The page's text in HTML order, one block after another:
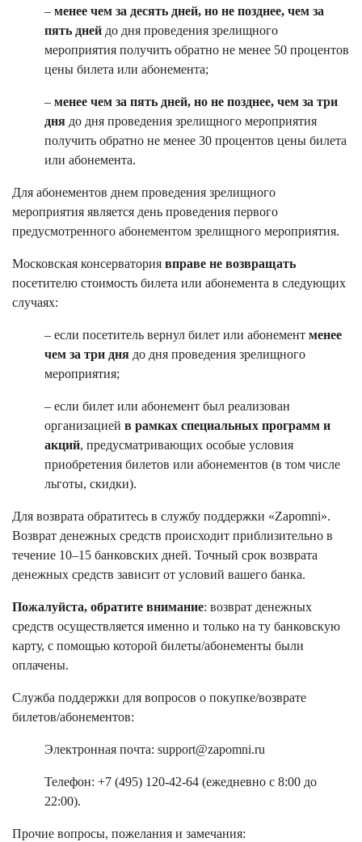
– менее чем за десять дней, но не позднее, чем за
пять дней до дня проведения зрелищного
мероприятия получить обратно не менее 50 процентов
цены билета или абонемента;
– менее чем за пять дней, но не позднее, чем за три
дня до дня проведения зрелищного мероприятия
получить обратно не менее 30 процентов цены билета
или абонемента.
Для абонементов днем проведения зрелищного
мероприятия является день проведения первого
предусмотренного абонементом зрелищного мероприятия.
Московская консерватория вправе не возвращать
посетителю стоимость билета или абонемента в следующих
случаях:
– если посетитель вернул билет или абонемент менее
чем за три дня до дня проведения зрелищного
мероприятия;
– если билет или абонемент был реализован
организацией в рамках специальных программ и
акций, предусматривающих особые условия
приобретения билетов или абонементов (в том числе
льготы, скидки).
Для возврата обратитесь в службу поддержки «Zapomni».
Возврат денежных средств происходит приблизительно в
течение 10–15 банковских дней. Точный срок возврата
денежных средств зависит от условий вашего банка.
Пожалуйста, обратите внимание: возврат денежных
средств осуществляется именно и только на ту банковскую
карту, с помощью которой билеты/абонементы были
оплачены.
Служба поддержки для вопросов о покупке/возврате
билетов/абонементов:
Электронная почта: support@zapomni.ru
Телефон: +7 (495) 120-42-64 (ежедневно с 8:00 до
22:00).
Прочие вопросы, пожелания и замечания: